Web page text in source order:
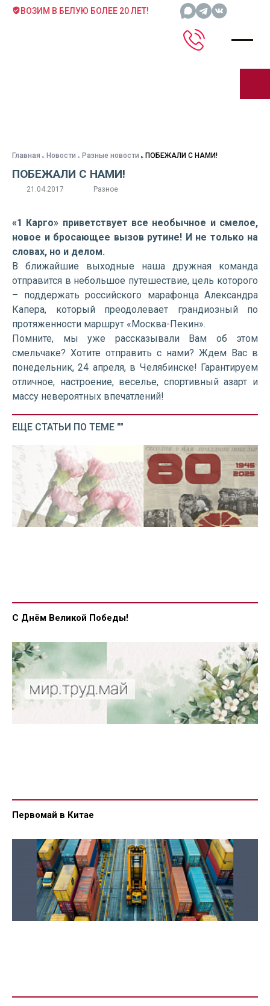
ВОЗИМ В БЕЛУЮ БОЛЕЕ 20 ЛЕТ!
Главная Новости Разные новости ПОБЕЖАЛИ С НАМИ!
ПОБЕЖАЛИ С НАМИ!
21.04.2017 Разное
«1 Карго» приветствует все необычное и смелое,
новое и бросающее вызов рутине! И не только на
словах, но и делом.
В ближайшие выходные наша дружная команда
отправится в небольшое путешествие, цель которого
– поддержать российского марафонца Александра
Капера, который преодолевает грандиозный по
протяженности маршрут «Москва-Пекин».
Помните, мы уже рассказывали Вам об этом
смельчаке? Хотите отправить с нами? Ждем Вас в
понедельник, 24 апреля, в Челябинске! Гарантируем
отличное, настроение, веселье, спортивный азарт и
массу невероятных впечатлений!
ЕЩЕ СТАТЬИ ПО ТЕМЕ ""
С Днём Великой Победы!
Первомай в Китае